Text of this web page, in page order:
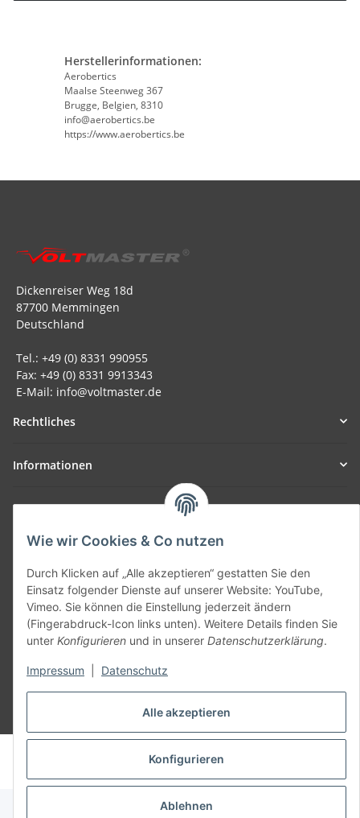
Alle akzeptieren
Konfigurieren
Ablehnen
Wie wir Cookies & Co nutzen
Durch Klicken auf „Alle akzeptieren“ gestatten Sie den
Einsatz folgender Dienste auf unserer Website: YouTube,
Vimeo. Sie können die Einstellung jederzeit ändern
(Fingerabdruck-Icon links unten). Weitere Details finden Sie
unter Konfigurieren und in unserer Datenschutzerklärung.
Impressum Datenschutz
Herstellerinformationen:
Aerobertics
Maalse Steenweg 367
Brugge, Belgien, 8310
info@aerobertics.be
https://www.aerobertics.be
Dickenreiser Weg 18d
87700 Memmingen
Deutschland
Tel.: +49 (0) 8331 990955
Fax: +49 (0) 8331 9913343
E-Mail: info@voltmaster.de
Rechtliches
Informationen
Allgemein
Teil unseres Netzwerks:
SmoliTec - Safety. Simplified. Worldwide. ( B2B Shop )
Vertrag widerrufen
* Alle Preise inkl. gesetzlicher USt., zzgl.Versand
© voltmaster.de
Powered by